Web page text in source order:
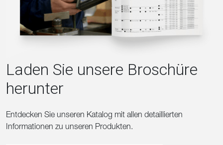
Laden Sie unsere Broschüre
herunter
Entdecken Sie unseren Katalog mit allen detaillierten
Informationen zu unseren Produkten.